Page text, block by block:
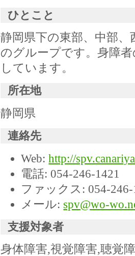
ひとこと
静岡県下の東部、中部
のグループです。身障
しています。
所在地
静岡県
連絡先
Web:http://
電話: 054-246-1421
ファックス: 054-246-
メール: spv@wo-
支援対象者
身体障害,視覚障害,聴覚